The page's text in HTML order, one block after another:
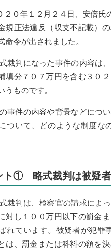
２０年１２月２４日、安倍氏
規正法違反（収支不記載）
命令が出されました。
裁判になった事件の内容は
填分７０７万円を含む３０
うものです。
事件の内容や背景などにつ
ついて、どのような制度な
ト① 略式裁判は被疑者
裁判は、検察官の請求によっ
対し１００万円以下の罰金
れています。被疑者が犯罪
は、罰金または科料の額を